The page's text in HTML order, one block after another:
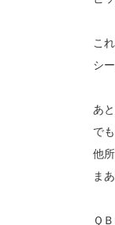
こ
シ
あ
で
他
ま
Ｑ